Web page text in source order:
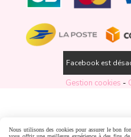
Facebook est
Gestion cookies
Nous utilisons des cookies pour assurer le bon